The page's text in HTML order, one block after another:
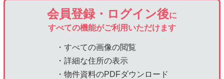
会員登録・ログイン後に
すべての機能がご利用いただけます
・すべての画像の閲覧
・詳細な住所の表示
・物件資料のPDFダウンロード